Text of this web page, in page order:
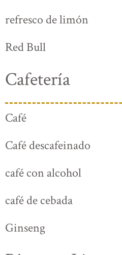
refresco de limón
Red Bull
Cafetería
Café
Café descafeinado
café con alcohol
café de cebada
Ginseng